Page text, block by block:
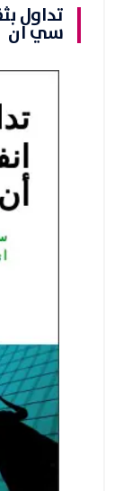
تداول
سي ان